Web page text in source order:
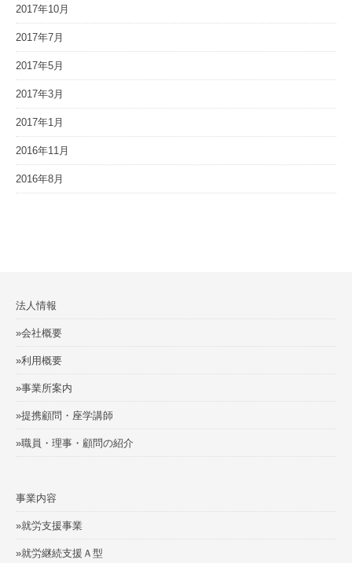
2017年10月
2017年7月
2017年5月
2017年3月
2017年1月
2016年11月
2016年8月
法人情報
»会社概要
»利用概要
»事業所案内
»提携顧問・座学講師
»職員・理事・顧問の紹介
事業内容
»就労支援事業
»就労継続支援Ａ型